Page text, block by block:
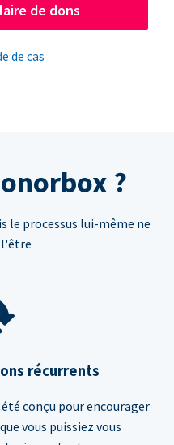
de dons
de cas
?
le processus lui-même ne
récurrents
conçu pour encourager
vous puissiez vous